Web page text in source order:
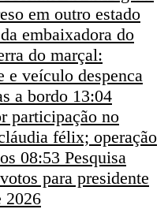
em outro estado
embaixadora do
do marçal:
e veículo despenca
a bordo 13:04
participação no
félix; operação
08:53 Pesquisa
para presidente
2026